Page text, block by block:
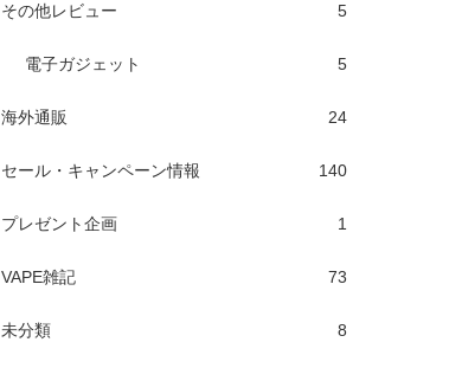
その他レビュー 5
電子ガジェット 5
海外通販 24
セール・キャンペーン情報 140
プレゼント企画 1
VAPE雑記 73
未分類 8